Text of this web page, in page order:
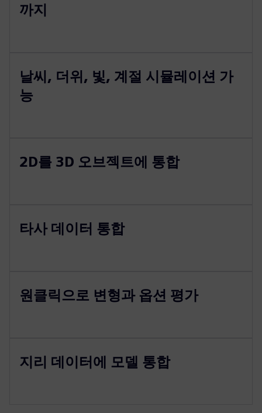
까지
날씨, 더위, 빛, 계절 시뮬레이션 가
능
2D를 3D 오브젝트에 통합
타사 데이터 통합
원클릭으로 변형과 옵션 평가
지리 데이터에 모델 통합